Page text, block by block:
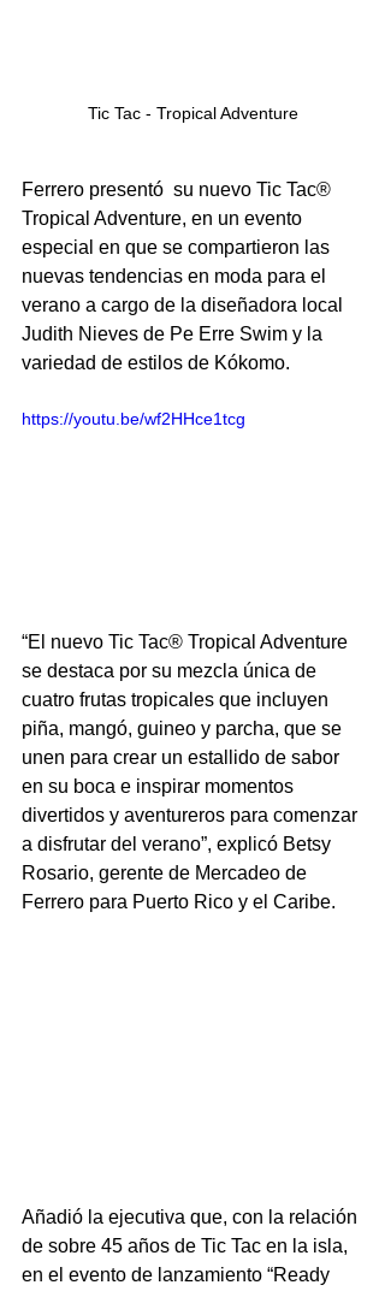
Tic Tac - Tropical Adventure
Ferrero presentó  su nuevo Tic Tac®
Tropical Adventure, en un evento
especial en que se compartieron las
nuevas tendencias en moda para el
verano a cargo de la diseñadora local
Judith Nieves de Pe Erre Swim y la
variedad de estilos de Kókomo.
https://youtu.be/wf2HHce1tcg
“El nuevo Tic Tac® Tropical Adventure
se destaca por su mezcla única de
cuatro frutas tropicales que incluyen
piña, mangó, guineo y parcha, que se
unen para crear un estallido de sabor
en su boca e inspirar momentos
divertidos y aventureros para comenzar
a disfrutar del verano”, explicó Betsy
Rosario, gerente de Mercadeo de
Ferrero para Puerto Rico y el Caribe.
Añadió la ejecutiva que, con la relación
de sobre 45 años de Tic Tac en la isla,
en el evento de lanzamiento “Ready